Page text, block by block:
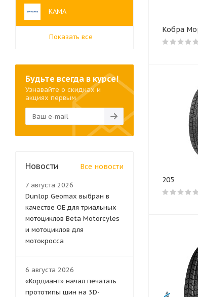
Кобра
205
КАМА
Показать все
Будьте всегда в курсе!
Узнавайте о скидках и
акциях первым
Новости Все новости
7 августа 2026
Dunlop Geomax выбран в
качестве OE для триальных
мотоциклов Beta Motorcyles
и мотоциклов для
мотокросса
6 августа 2026
«Кордиант» начал печатать
прототипы шин на 3D-